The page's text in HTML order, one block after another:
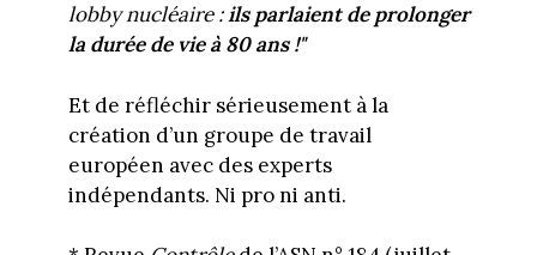
lobby nucléaire :ils parlaient de prolonger
la durée de vie à 80 ans !"
Et de réfléchir sérieusement à la
création d’un groupe de travail
européen avec des experts
indépendants. Ni pro ni anti.